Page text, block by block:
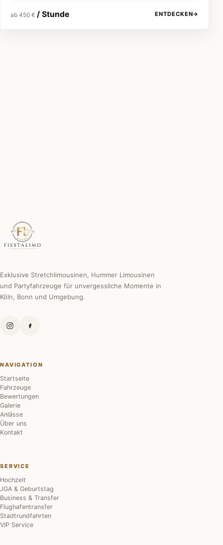
ab 450 € / Stunde ENTDECKEN→
Exklusive Stretchlimousinen, Hummer Limousinen
und Partyfahrzeuge für unvergessliche Momente in
Köln, Bonn und Umgebung.
NAVIGATION
Startseite
Fahrzeuge
Bewertungen
Galerie
Anlässe
Über uns
Kontakt
SERVICE
Hochzeit
JGA & Geburtstag
Business & Transfer
Flughafentransfer
Stadtrundfahrten
VIP Service